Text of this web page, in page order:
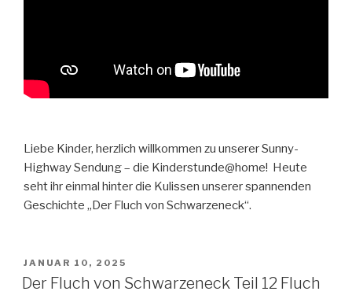
Liebe Kinder, herzlich willkommen zu unserer Sunny-
Highway Sendung – die Kinderstunde@home! Heute
seht ihr einmal hinter die Kulissen unserer spannenden
Geschichte „Der Fluch von Schwarzeneck“.
VERÖFFENTLICHT
AM
JANUAR 10, 2025
Der Fluch von Schwarzeneck Teil 12 Fluch